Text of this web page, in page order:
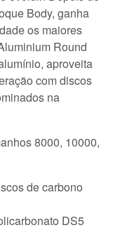
Body, ganha
os maiores
Round
aproveita
com discos
na
8000, 10000,
de carbono
DS5